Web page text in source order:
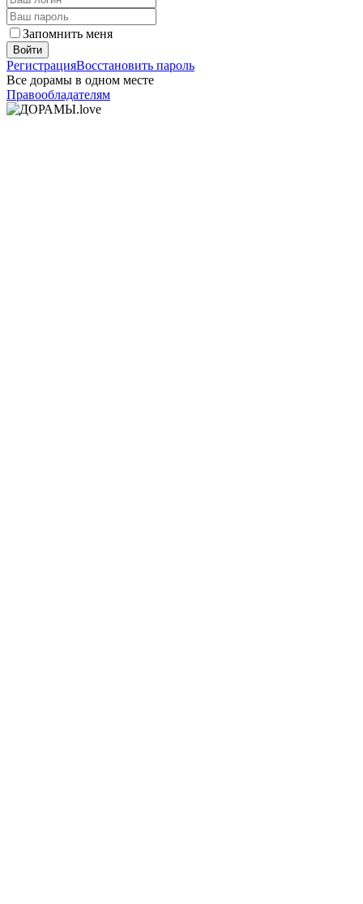
Запомнить меня
Войти
РегистрацияВосстановить пароль
Все дорамы в одном месте
Правообладателям